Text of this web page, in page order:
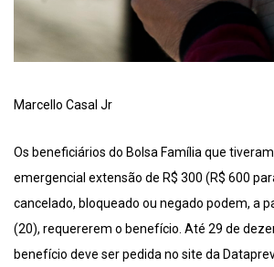
Marcello Casal Jr
Os beneficiários do Bolsa Família que
emergencial extensão de R$ 300 (R$ 600
cancelado, bloqueado ou negado podem, a
(20), requererem o benefício. Até 29 de
benefício deve ser pedida no site da